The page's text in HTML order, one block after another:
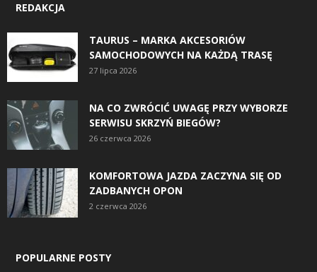
REDAKCJA
TAURUS – MARKA AKCESORIÓW
SAMOCHODOWYCH NA KAŻDĄ TRASĘ
27 lipca 2026
NA CO ZWRÓCIĆ UWAGĘ PRZY WYBORZE
SERWISU SKRZYŃ BIEGÓW?
26 czerwca 2026
KOMFORTOWA JAZDA ZACZYNA SIĘ OD
ZADBANYCH OPON
2 czerwca 2026
POPULARNE POSTY